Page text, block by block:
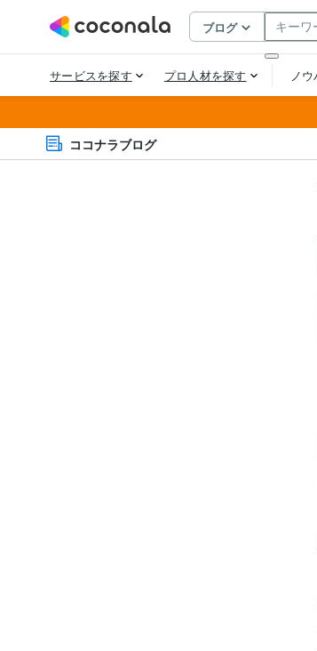
ココナラブログ